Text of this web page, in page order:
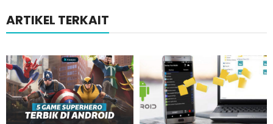
ARTIKEL TERKAIT